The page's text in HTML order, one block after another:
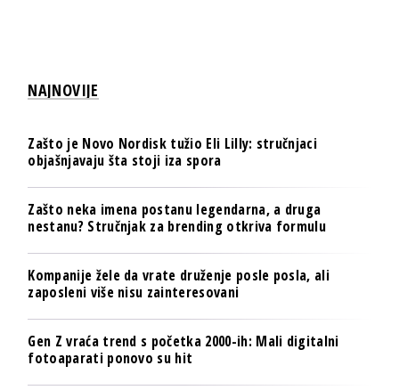
NAJNOVIJE
Zašto je Novo Nordisk tužio Eli Lilly: stručnjaci
objašnjavaju šta stoji iza spora
Zašto neka imena postanu legendarna, a druga
nestanu? Stručnjak za brending otkriva formulu
Kompanije žele da vrate druženje posle posla, ali
zaposleni više nisu zainteresovani
Gen Z vraća trend s početka 2000-ih: Mali digitalni
fotoaparati ponovo su hit